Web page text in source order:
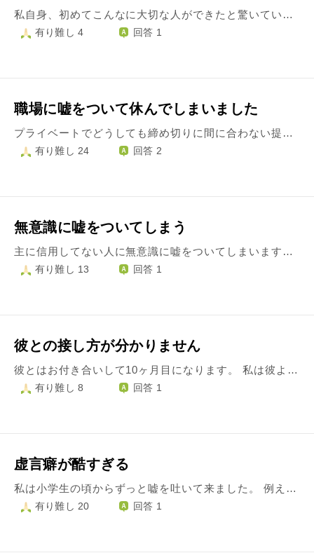
私自身、初めてこんなに大切な人ができたと驚いているくらいとてもいい人に出会えました。 ですがそういう経験はないと嘘をついていて、この前本当は5人ですが、2人と処女ではないことは告白しましたが全部は言えてません。 もう隠してることはない？と聞かれた時にこれ以上言ったら嫌われる、彼氏がおかしくなってしまう、と思い全部言ってと言われたが言えませんでした。 元彼が彼氏に匿名の何かで送ってしまいそうで怖いです。 彼氏が恋愛経験がほぼなくそれに合わせて、少しでも良く見られたくてそういう嘘をついてしまいました。お別れはしたくないですし、嘘をついてしまった分、彼氏を幸せに自分がしたいと思う反面、彼氏にはもっと純粋な女の子がいいのではないかなと考えてしまい、でもほかの女の子に取られたくもなくとても自分勝手だけど、別れたくはないですが彼氏のためにも別れた方がいいのでしょうか、、。 別れを想像したり毎日の電話などがなくなると考えただけでも悲しくて涙が溢れます。 私にとって初体験は彼氏ではありませんが、 嘘をついて苦しくなる感情だったり、この人を幸せにしたいって思ったり、こんなにも大切な人が出来たのは紛れもなく彼氏が初めてなので、ずっと一緒にいたいと思ってしまいます。でも会った時にまた聞かれたらどうしようなど考えてしまいます。 でも今はもう彼氏しか見えていないくらい大好きなんです、大切なんです、、。 1人で抱え込んで心苦しさや胸騒ぎが治まらないので相談をしたいと思い書き込みました。 どうしたらいいのでしょうか、、。
有り難し 4 回答 1
職場に嘘をついて休んでしまいました
プライベートでどうしても締め切りに間に合わない提出物があり、それを仕上げるために数日時間が欲しく、嘘をついて突然会社を休んでしまいました。 この御時世なので発熱したと言えば簡単にお休みを頂けてしまうので安易に上司に嘘をついてしまったのですが、罪の意識で何も手につかなくなってしまい当初の目的を果たせるかも怪しい程にその事しか考えられなくなっています。 仕事は現在忙しくはないのですが、数日休むとなると私の仕事を他の人にお願いすることになり迷惑をかけてしまうと分かっていながらこんなことをしてしまったことをとても後悔しています。 社会人になって10年も経っているのに良い年をして何をやっているんだろう、上司は休みを快諾してくれたけれどきっと皆んなに嘘ではないかと怪しまれているのではないか、自分の評価が酷く下がったのではないかとやっておきながらぐるぐると悩んでしまっています。 もう二度とこんなことはしないとは思っていますが、喉元過ぎれば熱さを忘れてしまいそうでそんな自分が信じられずどうすればいいのか分かりません。
有り難し 24 回答 2
無意識に嘘をついてしまう
主に信用してない人に無意識に嘘をついてしまいます。 相手を無意識に敵と判断してしまうと咄嗟に嘘をついてしまうようです。 今まで沢山の嘘をついてしまいました。 自分に対しても人に対しても。 変わりたいのですが、どうしていけばいいのか分からず苦しいです。
有り難し 13 回答 1
彼との接し方が分かりません
彼とはお付き合いして10ヶ月目になります。 私は彼より1歳上で、彼は社会人、私は学生です。 初めて会った時に彼からしてきた女性関係の話が実は嘘だったことがつい最近わかりました。 (社会道徳に反するような内容ではありません) 私は以前付き合っていた人に女性関係で嘘をつかれ、二股をかけられていたこともあり、女性関係にまつわる嘘が本当に嫌いで、そこだけはしっかりしておきたいと彼に話してありました。 彼は過去は過去、今は今だからいい。知りたくなかっただろうから、と言っていました。私も特にその内容に関して不満を抱いてはいません。むしろ、年齢相応だとも思っています。 しかし、彼が私にずっと嘘をついていたことがすごくショックで悲しくてたまりません。 そのこと以外、彼に対して不満はありません。 また、彼のことを好きな気持ちは変わりません。 しかし、彼がまた嘘をついていたらどうしよう、という思いが拭いきれません。 この先、彼をまた信じて仲良くしていくことは出来るのか、どうすればいいのかについて、 私も自分なりに考えてみますが、お坊さんのご意見をお聞かせいただけると幸いです。
有り難し 8 回答 1
虚言癖が酷すぎる
私は小学生の頃からずっと嘘を吐いて来ました。 例えば、宿題をやってなかったのに、「やった」と言って、誤魔化したり、 怒られるのが怖くてすぐ自分に都合の良い事を言ってその場を凌ぐという事を何回もしてしまいます。 そして現在でも、何か自分がやらかすと、すぐに自分の都合良く、嘘を言ってしまいます。 嘘を言わないようにする為にはどのようにしたらいいでしょうか？ 小学生の頃から虚言を吐いてきたので碌な人生・死後を迎えるだなと思うと正直怖いです。
有り難し 20 回答 1